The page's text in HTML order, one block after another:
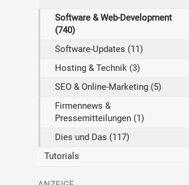
Software & Web-Development
(740)
Software-Updates (11)
Hosting & Technik (3)
SEO & Online-Marketing (5)
Firmennews &
Pressemitteilungen (1)
Dies und Das (117)
Tutorials